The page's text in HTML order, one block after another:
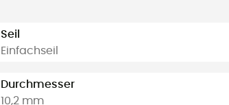
Seil
Einfachseil
Durchmesser
10,2 mm